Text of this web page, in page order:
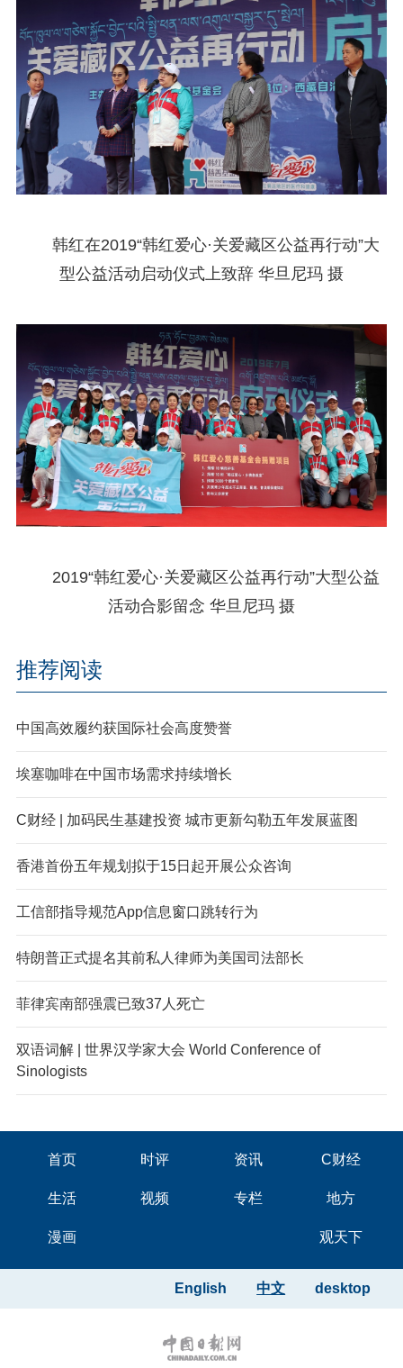
韩红在2019“韩红爱心·关爱藏区公益再行动”大
型公益活动启动仪式上致辞 华旦尼玛 摄
2019“韩红爱心·关爱藏区公益再行动”大型公益
活动合影留念 华旦尼玛 摄
推荐阅读
中国高效履约获国际社会高度赞誉
埃塞咖啡在中国市场需求持续增长
C财经 | 加码民生基建投资 城市更新勾勒五年发展蓝图
香港首份五年规划拟于15日起开展公众咨询
工信部指导规范App信息窗口跳转行为
特朗普正式提名其前私人律师为美国司法部长
菲律宾南部强震已致37人死亡
双语词解 | 世界汉学家大会 World Conference of
Sinologists
首页 时评 资讯 C财经
生活 视频 专栏 地方
漫画 观天下
desktop
中文
English